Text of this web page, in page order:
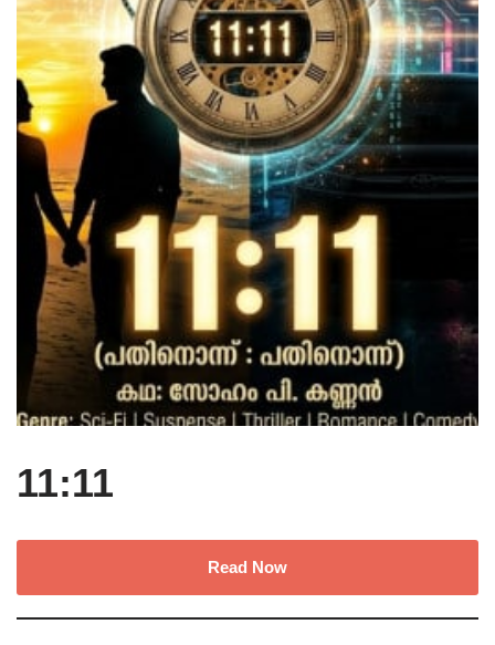
11:11
Read Now